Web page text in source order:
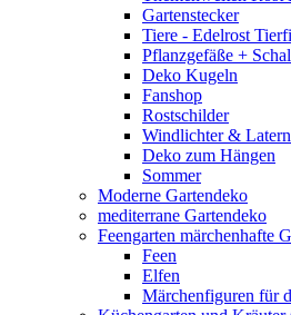
Gartenstecker
Tiere - Edelrost
Pflanzgefäße +
Deko Kugeln
Fanshop
Rostschilder
Windlichter &
Deko zum Hängen
Sommer
Moderne Gartendeko
mediterrane Gartendeko
Feengarten märchenhafte
Feen
Elfen
Märchenfiguren für